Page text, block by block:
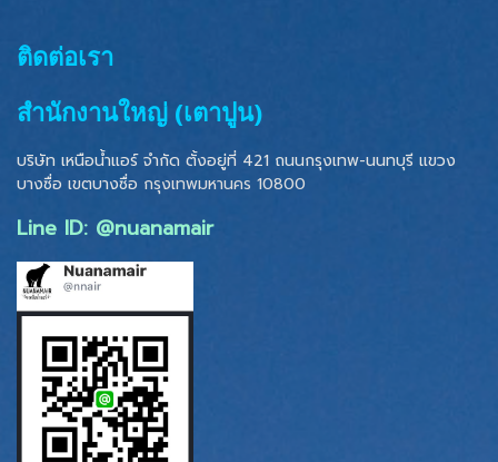
ติดต่อเรา
สำนักงานใหญ่ (เตาปูน)
บริษัท เหนือน้ำแอร์ จำกัด ตั้งอยู่ที่ 421 ถนนกรุงเทพ-นนทบุรี แขวง
บางซื่อ เขตบางซื่อ กรุงเทพมหานคร 10800
Line ID: @nuanamair